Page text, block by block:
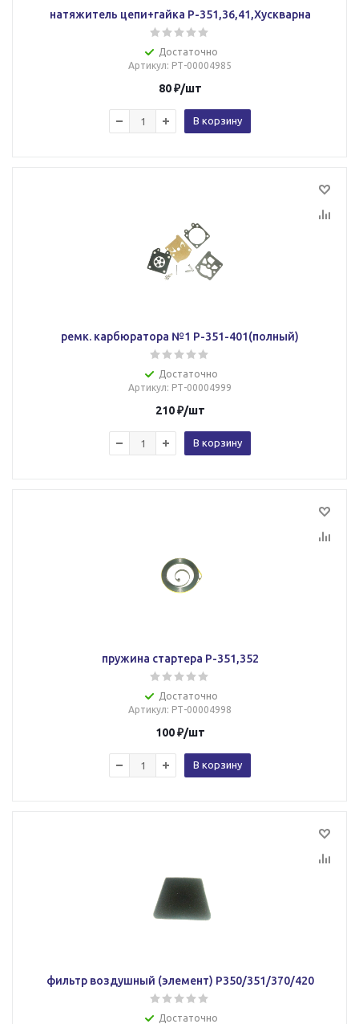
натяжитель цепи+гайка P-351,36,41,Хускварна
Достаточно
Артикул: РТ-00004985
80₽/шт
В корзину
ремк. карбюратора №1 Р-351-401(полный)
Достаточно
Артикул: РТ-00004999
210₽/шт
В корзину
пружина стартера Р-351,352
Достаточно
Артикул: РТ-00004998
100₽/шт
В корзину
фильтр воздушный (элемент) Р350/351/370/420
Достаточно